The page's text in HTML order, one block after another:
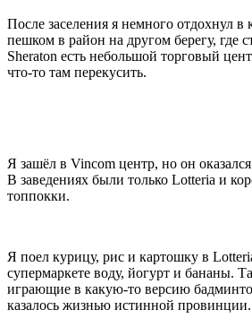
После заселения я немного отдохнул в
пешком в район на другом берегу, где
Sheraton есть небольшой торговый
что‑то там перекусить.
Я зашёл в Vincom центр, но он
В заведениях были только Lotteria и
топпокки.
Я поел курицу, рис и картошку в
супермаркете воду, йогурт и бананы.
играющие в какую‑то версию
казалось жизнью истинной провинции.